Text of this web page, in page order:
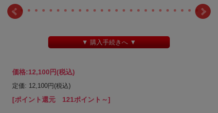
▼ 購入手続きへ ▼
価格:12,100円(税込)
定価: 12,100円(税込)
[ポイント還元 121ポイント～]